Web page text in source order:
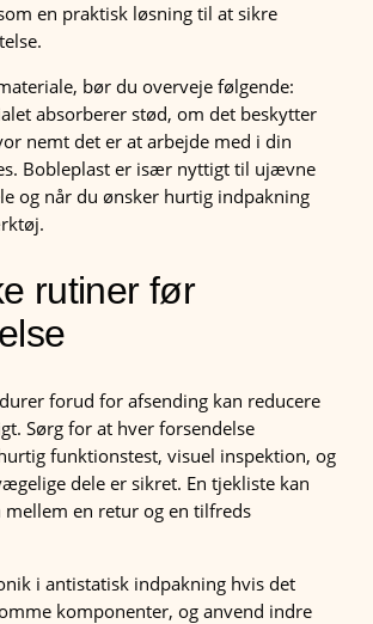
en praktisk løsning til at sikre
bør du overveje følgende:
absorberer stød, om det beskytter
nemt det er at arbejde med i din
Bobleplast er især nyttigt til ujævne
og når du ønsker hurtig indpakning
rutiner før
forud for afsending kan reducere
Sørg for at hver forsendelse
funktionstest, visuel inspektion, og
dele er sikret. En tjekliste kan
en retur og en tilfreds
i antistatisk indpakning hvis det
komponenter, og anvend indre